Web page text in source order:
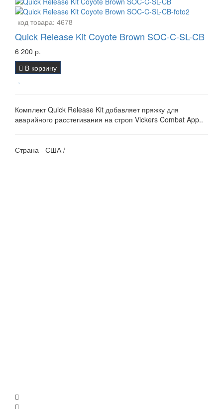
код товара: 4678
Quick Release Kit Coyote Brown SOC-C-SL-CB
6 200 р.
В корзину
Комплект Quick Release Kit добавляет пряжку для
аварийного расстегивания на строп Vickers Combat App..
Страна - США /